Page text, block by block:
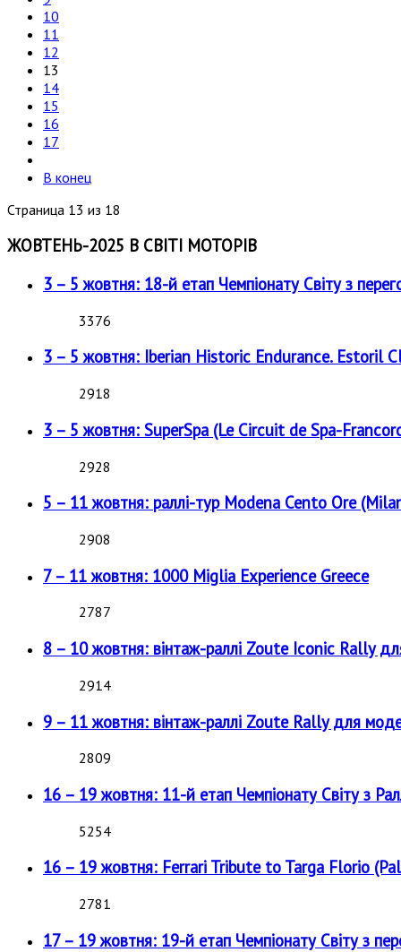
10
11
12
13
14
15
16
17
В конец
Страница 13 из 18
ЖОВТЕНЬ-2025 В СВІТІ МОТОРІВ
3 – 5 жовтня: 18-й етап Чемпіонату Світу з
3376
3 – 5 жовтня: Iberian Historic Endurance. Estoril
2918
3 – 5 жовтня: SuperSpa (Le Circuit de Spa-
2928
5 – 11 жовтня: раллі-тур Modena Cento Ore
2908
7 – 11 жовтня: 1000 Miglia Experience Greece
2787
8 – 10 жовтня: вінтаж-раллі Zoute Iconic Rally
2914
9 – 11 жовтня: вінтаж-раллі Zoute Rally для
2809
16 – 19 жовтня: 11-й етап Чемпіонату Світу з
5254
16 – 19 жовтня: Ferrari Tribute to Targa Florio
2781
17 – 19 жовтня: 19-й етап Чемпіонату Світу з